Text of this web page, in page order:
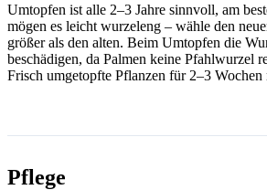
Umtopfen ist alle 2–3 Jahre sinnvoll, am
mögen es leicht wurzeleng – wähle den
größer als den alten. Beim Umtopfen die
beschädigen, da Palmen keine Pfahlwurzel
Frisch umgetopfte Pflanzen für 2–3 Wochen
Pflege